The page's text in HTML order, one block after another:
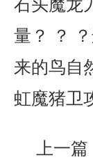
石头魔龙
量？ ？
来的鸟自
虹魔猪卫
上一篇